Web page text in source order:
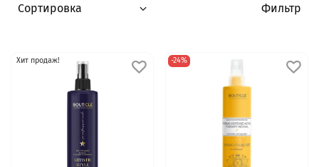
Хит продаж! -24%
Фильтр